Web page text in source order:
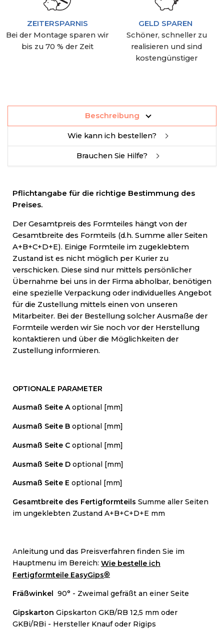
ZEITERSPARNIS
Bei der Montage sparen wir
bis zu 70 % der Zeit
GELD SPAREN
Schöner, schneller zu
realisieren und sind
kostengünstiger
Beschreibung
Wie kann ich bestellen?
Brauchen Sie Hilfe?
Pflichtangabe für die richtige Bestimmung des
Preises.
Der Gesamtpreis des Formteiles hängt von der
Gesamtbreite des Formteils (d.h. Summe aller Seiten
A+B+C+D+E). Einige Formteile im zugeklebtem
Zustand ist es nicht möglich per Kurier zu
verschicken. Diese sind nur mittels persönlicher
Übernahme bei uns in der Firma abholbar, benötigen
eine spezielle Verpackung oder individuelles Angebot
für die Zustellung mittels einen von unseren
Mitarbeiter. Bei der Bestellung solcher Ausmaße der
Formteile werden wir Sie noch vor der Herstellung
kontaktieren und über die Möglichkeiten der
Zustellung informieren.
OPTIONALE PARAMETER
Ausmaß Seite Aoptional [mm]
Ausmaß Seite B optional [mm]
Ausmaß Seite C optional [mm]
Ausmaß Seite D optional [mm]
Ausmaß Seite E optional [mm]
Gesamtbreite des Fertigformteils Summe aller Seiten
im ungeklebten Zustand A+B+C+D+E mm
Anleitung und das Preisverfahren finden Sie im
Hauptmenu im Bereich: Wie bestelle ich
Fertigformteile EasyGips®
Fräßwinkel 90° - Zweimal gefräßt an einer Seite
Gipskarton Gipskarton GKB/RB 12,5 mm oder
GKBi/RBi - Hersteller Knauf oder Rigips